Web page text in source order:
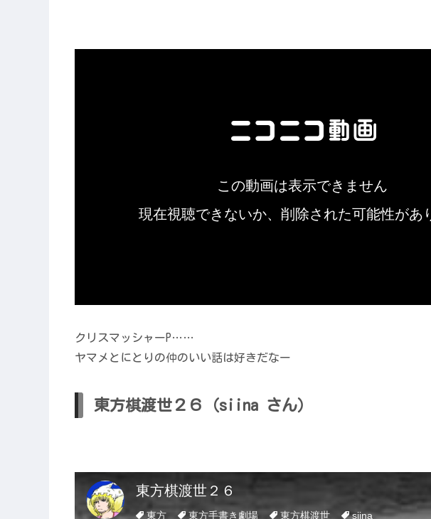
クリスマッシャーP……
ヤマメとにとりの仲のいい話は好きだなー
東方棋渡世２６（siina さん）